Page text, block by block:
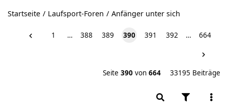
Startseite Laufsport-Foren Anfänger unter sich
1 … 388 389 390 391 392 … 664
Seite 390 von 664 33195 Beiträge